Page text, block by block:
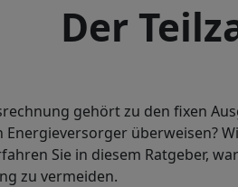
Der
gehört zu den fixen
Energieversorger überweisen?
Sie in diesem Ratgeber,
zu vermeiden.